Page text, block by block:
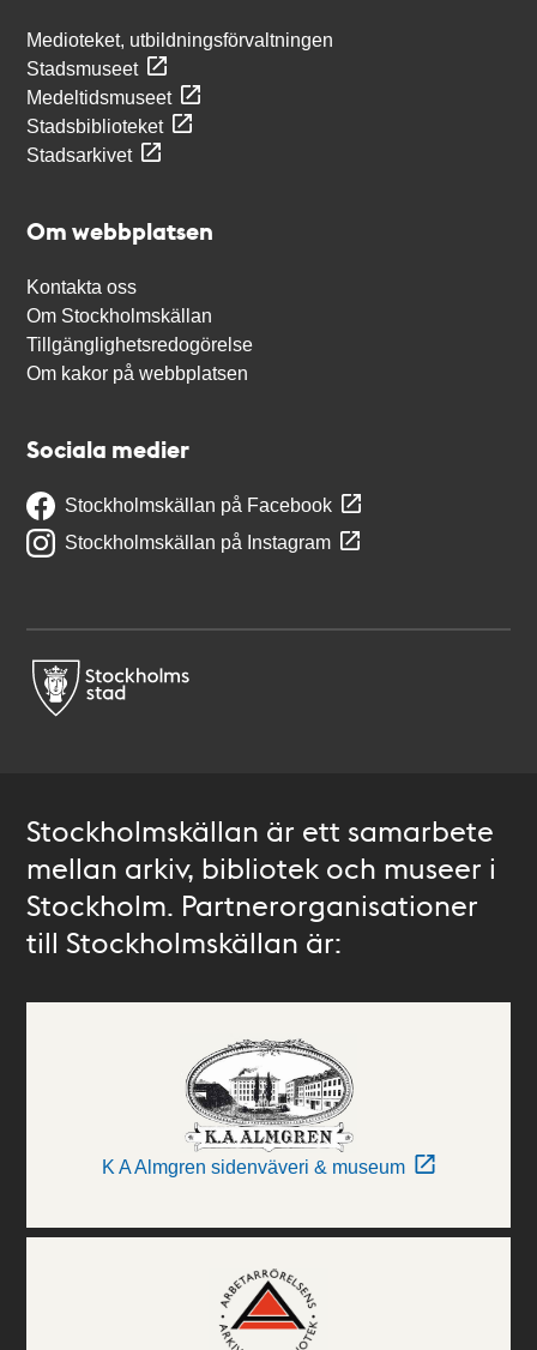
Medioteket, utbildningsförvaltningen
Stadsmuseet
Medeltidsmuseet
Stadsbiblioteket
Stadsarkivet
Om webbplatsen
Kontakta oss
Om Stockholmskällan
Tillgänglighetsredogörelse
Om kakor på webbplatsen
Sociala medier
Stockholmskällan på Facebook
Stockholmskällan på Instagram
Stockholmskällan är ett samarbete
mellan arkiv, bibliotek och museer i
Stockholm. Partnerorganisationer
till Stockholmskällan är:
K A Almgren sidenväveri & museum